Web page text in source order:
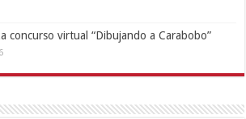
concurso virtual “Dibujando a Carabobo”